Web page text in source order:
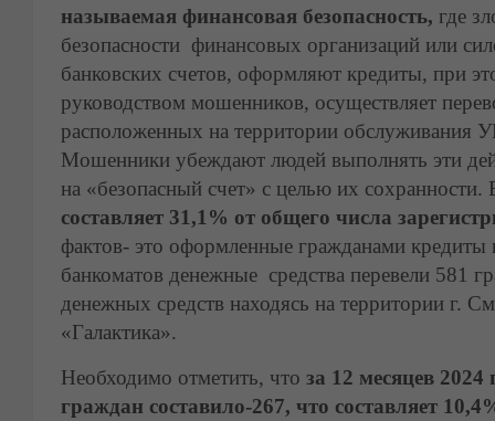
называемая финансовая безопасность, где
безопасности финансовых организаций или
банковских счетов, оформляют кредиты, при
руководством мошенников, осуществляет
расположенных на территории обслуживания
Мошенники убеждают людей выполнять эти
на «безопасный счет» с целью их сохранности.
составляет 31,1% от общего числа
фактов- это оформленные гражданами
банкоматов денежные средства перевели 581
денежных средств находясь на территории г.
«Галактика».
Необходимо отметить, что за 12 месяцев
граждан составило-267, что составляет